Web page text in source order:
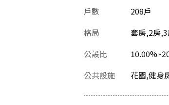
戶數
208戶
格局
套房,2房
公設比
公共設施 花園,健身